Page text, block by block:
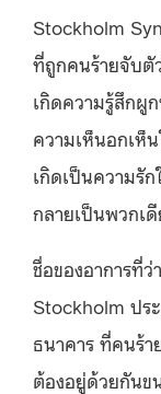
Stockholm
ที่ถูกคนร้ายจับตั
เกิดความรู้สึกผู
ความเห็นอกเห็
เกิดเป็นความรั
กลายเป็นพวกเ
ชื่อของอาการที่
Stockholm ปร
ธนาคาร ที่คนร้
ต้องอยู่ด้วยกันข